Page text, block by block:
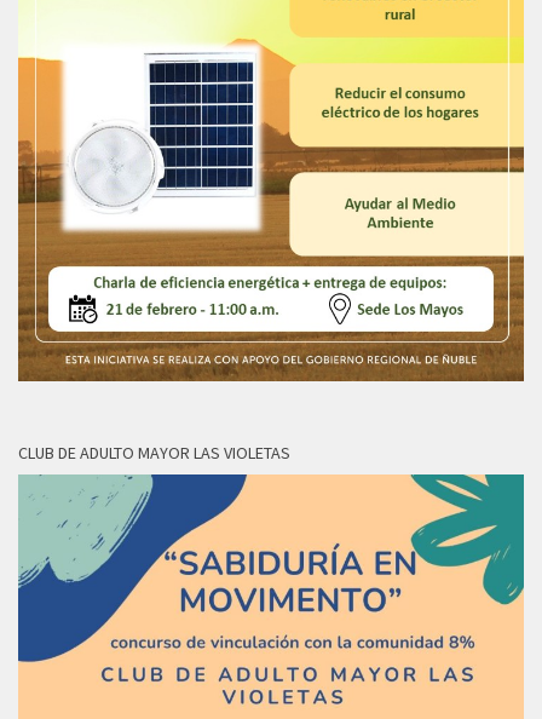
CLUB DE ADULTO MAYOR LAS VIOLETAS